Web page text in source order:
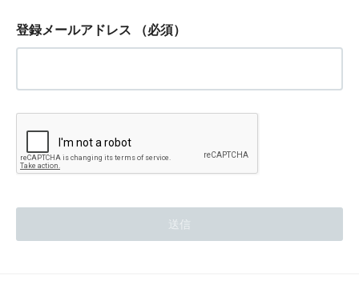
登録メールアドレス （必須）